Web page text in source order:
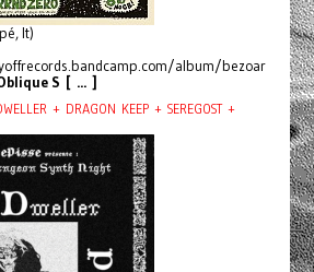
It)
album/bezoar
S [ ... ]
+ DRAGON KEEP + SEREGOST +